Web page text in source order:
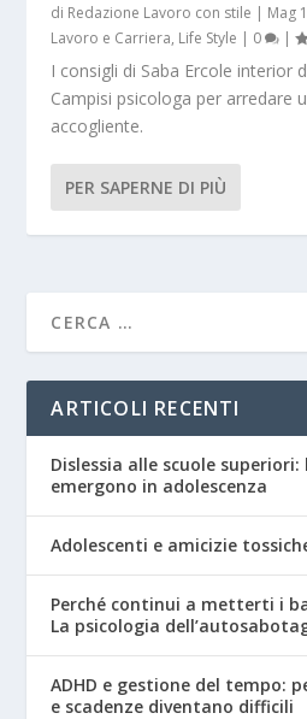
di Redazione Lavoro con stile | Mag
Lavoro e Carriera, Life Style | 0 |
I consigli di Saba Ercole interior
Campisi psicologa per arredare
accogliente.
PER SAPERNE DI PIÙ
ARTICOLI RECENTI
Dislessia alle scuole
emergono in adolescenza
Adolescenti e amicizie
Perché continui a metterti i
La psicologia
ADHD e gestione del tempo:
e scadenze diventano difficili